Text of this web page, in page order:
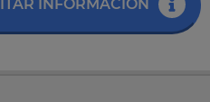
INFORMACIÓN